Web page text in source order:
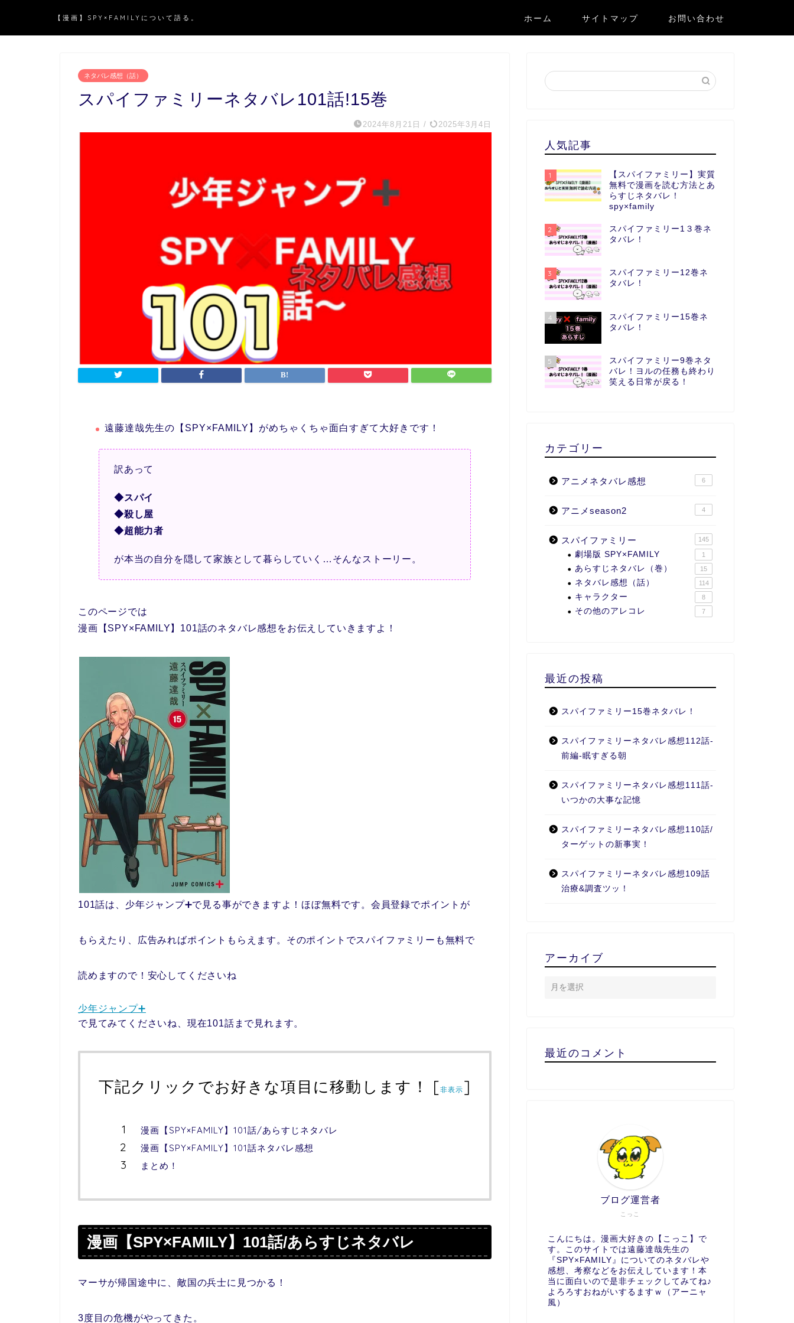
【漫画】SPY×FAMILYについて語る。 ホーム サイトマップ お問い合わせ
ネタバレ感想（話）
スパイファミリーネタバレ101話!15巻
2024年8月21日 / 2025年3月4日
遠藤達哉先生の【SPY×FAMILY】がめちゃくちゃ面白すぎて大好きです！
訳あって
◆スパイ
◆殺し屋
◆超能力者
が本当の自分を隠して家族として暮らしていく…そんなストーリー。
このページでは
漫画【SPY×FAMILY】101話のネタバレ感想をお伝えしていきますよ！
101話は、少年ジャンプ➕で見る事ができますよ！ほぼ無料です。会員登録でポイントが
もらえたり、広告みればポイントもらえます。そのポイントでスパイファミリーも無料で
読めますので！安心してくださいね
少年ジャンプ➕
で見てみてくださいね、現在101話まで見れます。
下記クリックでお好きな項目に移動します！ [非表示 ]
漫画【SPY×FAMILY】101話/あらすじネタバレ
漫画【SPY×FAMILY】101話ネタバレ感想
まとめ！
漫画【SPY×FAMILY】 101話/あらすじネタバレ
マーサが帰国途中に、敵国の兵士に見つかる！
3度目の危機がやってきた。
人気記事
1
【スパイファミリー】実質
無料で漫画を読む方法とあ
らすじネタバレ！
spy×family
2
スパイファミリー1３巻ネ
タバレ！
3
スパイファミリー12巻ネ
タバレ！
4
スパイファミリー15巻ネ
タバレ！
5
スパイファミリー9巻ネタ
バレ！ヨルの任務も終わり
笑える日常が戻る！
カテゴリー
アニメネタバレ感想 6
アニメseason2 4
スパイファミリー 145
劇場版 SPY×FAMILY 1
あらすじネタバレ（巻） 15
ネタバレ感想（話） 114
キャラクター 8
その他のアレコレ 7
最近の投稿
スパイファミリー15巻ネタバレ！
スパイファミリーネタバレ感想112話-
前編-眠すぎる朝
スパイファミリーネタバレ感想111話-
いつかの大事な記憶
スパイファミリーネタバレ感想110話/
ターゲットの新事実！
スパイファミリーネタバレ感想109話
治療&調査ツッ！
アーカイブ
最近のコメント
こっこ
ブログ運営者
こんにちは。漫画大好きの【こっこ】で
す。このサイトでは遠藤達哉先生の
『SPY×FAMILY』についてのネタバレや
感想、考察などをお伝えしています！本
当に面白いので是非チェックしてみてね♪
よろろすおねがいするますｗ（アーニャ
風）